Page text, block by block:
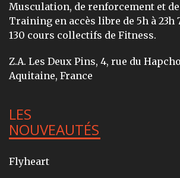
Musculation, de renforcement et
Training en accès libre de 5h à 23h
130 cours collectifs de Fitness.
Z.A. Les Deux Pins, 4, rue du
Aquitaine, France
LES
NOUVEAUTÉS
Flyheart